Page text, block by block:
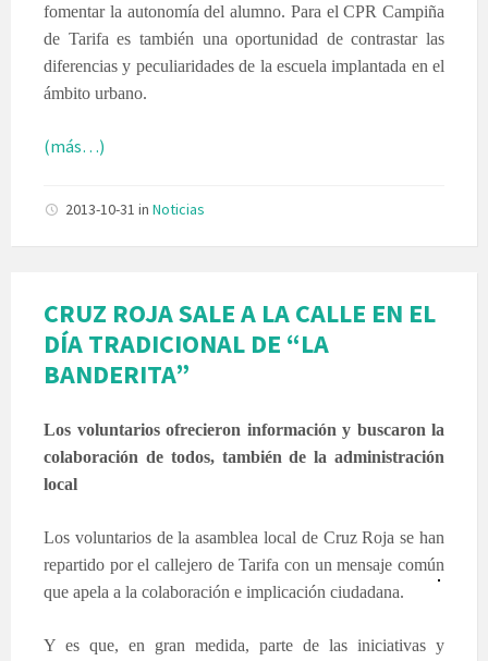
fomentar la autonomía del alumno. Para el CPR Campiña
de Tarifa es también una oportunidad de contrastar las
diferencias y peculiaridades de la escuela implantada en el
ámbito urbano.
(más…)
2013-10-31 in Noticias
CRUZ ROJA SALE A LA CALLE EN EL
DÍA TRADICIONAL DE “LA
BANDERITA”
Los voluntarios ofrecieron información y buscaron la
colaboración de todos, también de la administración
local
Los voluntarios de la asamblea local de Cruz Roja se han
repartido por el callejero de Tarifa con un mensaje común
que apela a la colaboración e implicación ciudadana.
Y es que, en gran medida, parte de las iniciativas y